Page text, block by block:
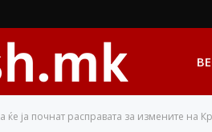
ќе ја почнат расправата за измените на